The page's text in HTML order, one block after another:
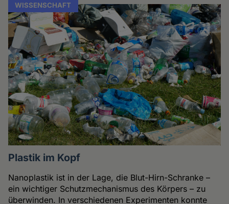
WISSENSCHAFT
Plastik im Kopf
Nanoplastik ist in der Lage, die Blut-Hirn-Schranke –
ein wichtiger Schutzmechanismus des Körpers – zu
überwinden. In verschiedenen Experimenten konnte